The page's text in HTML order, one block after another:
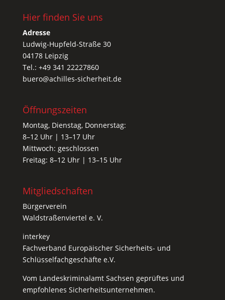
Hier finden Sie uns
Adresse
Ludwig-Hupfeld-Straße 30
04178 Leipzig
Tel.: +49 341 22227860
buero@achilles-sicherheit.de
Öffnungszeiten
Montag, Dienstag, Donnerstag:
8–12 Uhr | 13–17 Uhr
Mittwoch: geschlossen
Freitag: 8–12 Uhr | 13–15 Uhr
Mitgliedschaften
Bürgerverein
Waldstraßenviertel e. V.
interkey
Fachverband Europäischer Sicherheits- und
Schlüsselfachgeschäfte e.V.
Vom Landeskriminalamt Sachsen geprüftes und
empfohlenes Sicherheitsunternehmen.